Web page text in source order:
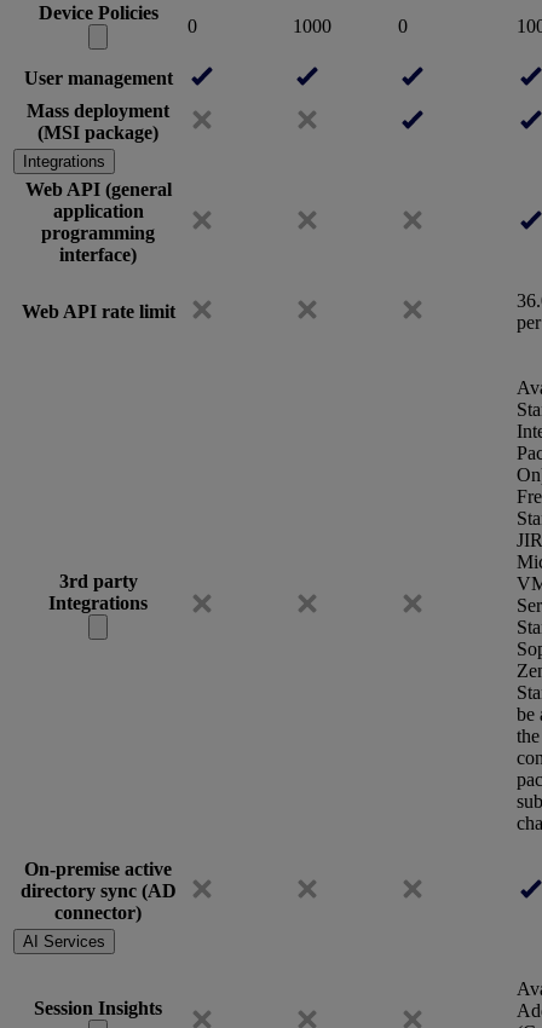
Device Policies
0 1000 0
User management
Mass deployment
(MSI package)
Integrations
Web API (general
application
programming
interface)
Web API rate limit
3rd party
Integrations
be
On-premise active
directory sync (AD
connector)
AI Services
Session Insights